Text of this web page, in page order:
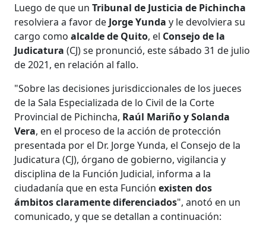
Luego de que unTribunal de Justicia de Pichincha
resolviera a favor de Jorge Yunday le devolviera su
cargo como alcalde de Quito, el Consejo de la
Judicatura (CJ) se pronunció, este sábado 31 de julio
de 2021, en relación al fallo.
"Sobre las decisiones jurisdiccionales de los jueces
de la Sala Especializada de lo Civil de la Corte
Provincial de Pichincha, Raúl Mariño y Solanda
Vera, en el proceso de la acción de protección
presentada por el Dr. Jorge Yunda, el Consejo de la
Judicatura (CJ), órgano de gobierno, vigilancia y
disciplina de la Función Judicial, informa a la
ciudadanía que en esta Funciónexisten dos
ámbitos claramente diferenciados", anotó en un
comunicado, y que se detallan a continuación: